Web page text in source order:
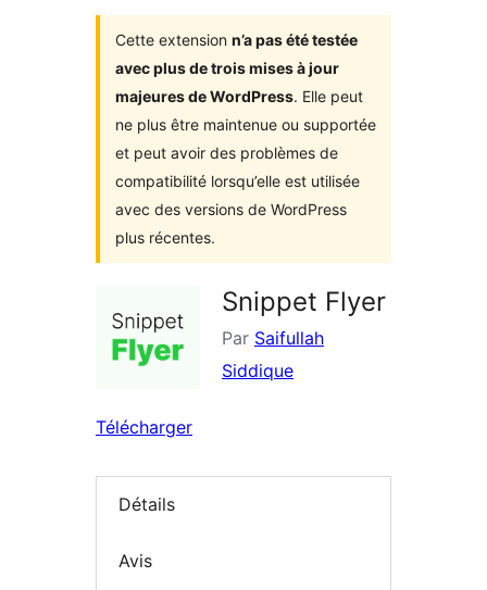
Cette extension n’a pas été testée
avec plus de trois mises à jour
majeures de WordPress. Elle peut
ne plus être maintenue ou supportée
et peut avoir des problèmes de
compatibilité lorsqu’elle est utilisée
avec des versions de WordPress
plus récentes.
Snippet Flyer
Par Saifullah
Siddique
Télécharger
Détails
Avis